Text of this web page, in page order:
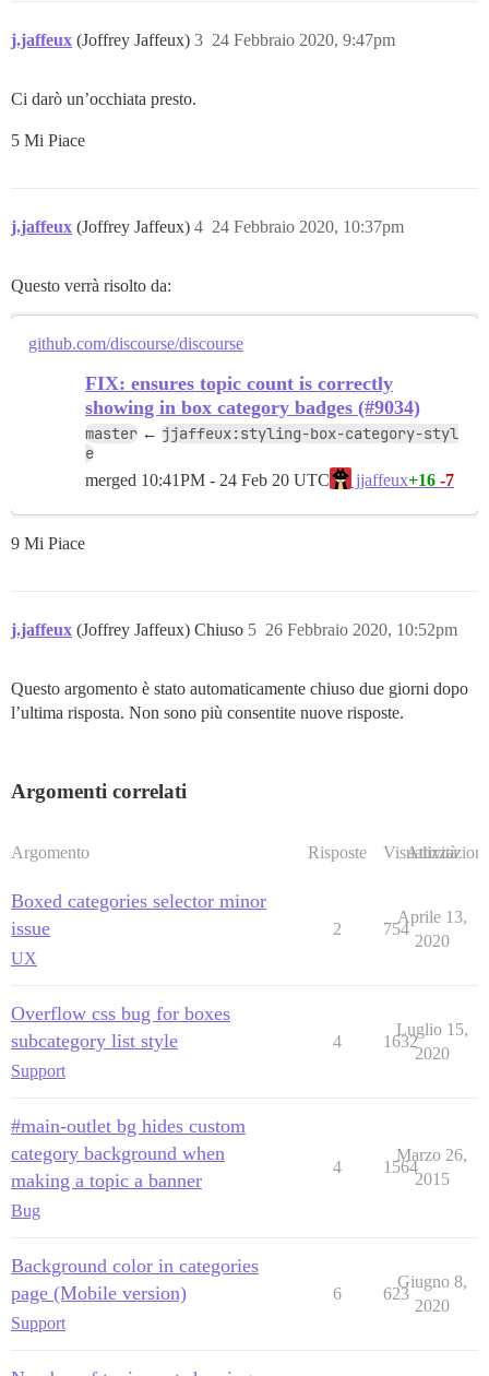
j.jaffeux (Joffrey Jaffeux) 24 Febbraio 2020, 9:47pm
3
Ci darò un’occhiata presto.
5 Mi Piace
j.jaffeux (Joffrey Jaffeux) 24 Febbraio 2020, 10:37pm
4
Questo verrà risolto da:
github.com/discourse/discourse
FIX: ensures topic count is correctly
showing in box category badges (#9034)
master ← jjaffeux:styling-box-category-styl
e
merged 10:41PM - 24 Feb 20 UTC jjaffeux+16 -7
9 Mi Piace
j.jaffeux (Joffrey Jaffeux) Chiuso 26 Febbraio 2020, 10:52pm
5
Questo argomento è stato automaticamente chiuso due giorni dopo
l’ultima risposta. Non sono più consentite nuove risposte.
Argomenti correlati
Argomento Risposte Visualizzazioni
Attività
Boxed categories selector minor
issue
UX
2 754
Aprile 13,
2020
Overflow css bug for boxes
subcategory list style
Support
4 1632
Luglio 15,
2020
#main-outlet bg hides custom
category background when
making a topic a banner
Bug
4 1564
Marzo 26,
2015
Background color in categories
page (Mobile version)
Support
6 623
Giugno 8,
2020